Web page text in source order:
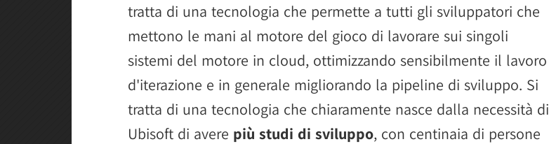
tratta di una tecnologia che permette a tutti gli sviluppatori che
mettono le mani al motore del gioco di lavorare sui singoli
sistemi del motore in cloud, ottimizzando sensibilmente il lavoro
d'iterazione e in generale migliorando la pipeline di sviluppo. Si
tratta di una tecnologia che chiaramente nasce dalla necessità di
Ubisoft di avere più studi di sviluppo, con centinaia di persone